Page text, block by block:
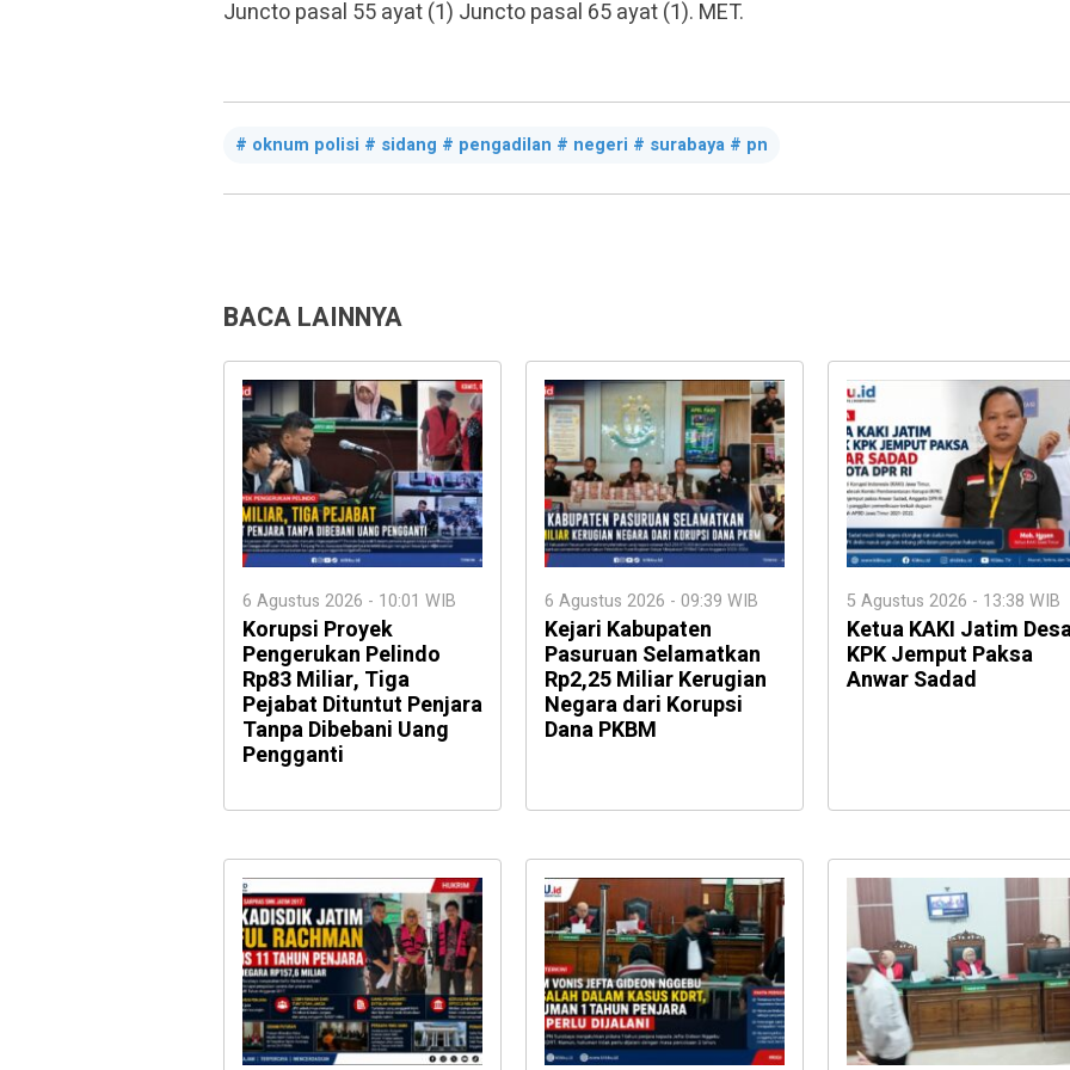
Juncto pasal 55 ayat (1) Juncto pasal 65 ayat (1). MET.
oknum polisi # sidang # pengadilan # negeri # surabaya # pn
BACA LAINNYA
6 Agustus 2026 - 10:01 WIB
Korupsi Proyek
Pengerukan Pelindo
Rp83 Miliar, Tiga
Pejabat Dituntut Penjara
Tanpa Dibebani Uang
Pengganti
6 Agustus 2026 - 09:39 WIB
Kejari Kabupaten
Pasuruan Selamatkan
Rp2,25 Miliar Kerugian
Negara dari Korupsi
Dana PKBM
5 Agustus 2026 - 13:38 WIB
Ketua KAKI Jatim
KPK Jemput Paksa
Anwar Sadad